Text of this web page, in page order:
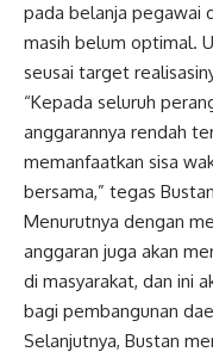
pada belanja pegawai
masih belum optimal.
seusai target
“Kepada seluruh
anggarannya rendah
memanfaatkan sisa
bersama,” tegas
Menurutnya dengan
anggaran juga akan
di masyarakat, dan ini
bagi pembangunan
Selanjutnya, Bustan